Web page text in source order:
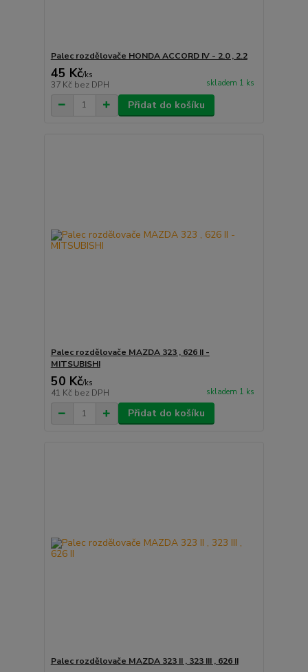
Palec rozdělovače HONDA ACCORD IV - 2.0 , 2.2
45 Kč/ks
37 Kč bez DPH skladem 1 ks
Přidat do košíku
Palec rozdělovače MAZDA 323 , 626 II -
MITSUBISHI
50 Kč/ks
41 Kč bez DPH skladem 1 ks
Přidat do košíku
Palec rozdělovače MAZDA 323 II , 323 III , 626 II